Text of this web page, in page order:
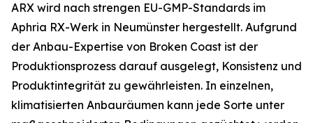
ARX wird nach strengen EU-GMP-Standards im
Aphria RX-Werk in Neumünster hergestellt. Aufgrund
der Anbau-Expertise von Broken Coast ist der
Produktionsprozess darauf ausgelegt, Konsistenz und
Produktintegrität zu gewährleisten. In einzelnen,
klimatisierten Anbauräumen kann jede Sorte unter